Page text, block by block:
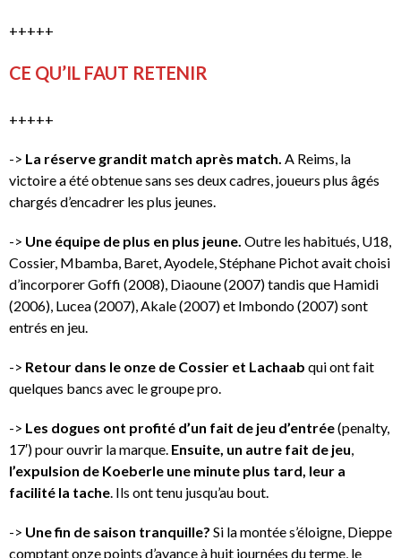
+++++
CE QU’IL FAUT RETENIR
+++++
-> La réserve grandit match après match. A Reims, la
victoire a été obtenue sans ses deux cadres, joueurs plus âgés
chargés d’encadrer les plus jeunes.
-> Une équipe de plus en plus jeune. Outre les habitués, U18,
Cossier, Mbamba, Baret, Ayodele, Stéphane Pichot avait choisi
d’incorporer Goffi (2008), Diaoune (2007) tandis que Hamidi
(2006), Lucea (2007), Akale (2007) et Imbondo (2007) sont
entrés en jeu.
-> Retour dans le onze de Cossier et Lachaab qui ont fait
quelques bancs avec le groupe pro.
-> Les dogues ont profité d’un fait de jeu d’entrée(penalty,
17′) pour ouvrir la marque. Ensuite, un autre fait de jeu,
l’expulsion de Koeberle une minute plus tard, leur a
facilité la tache. Ils ont tenu jusqu’au bout.
-> Une fin de saison tranquille? Si la montée s’éloigne, Dieppe
comptant onze points d’avance à huit journées du terme, le